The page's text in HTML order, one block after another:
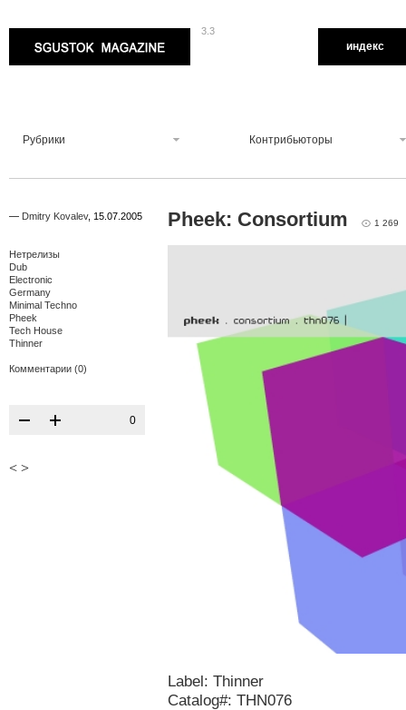
3.3
индекс
Рубрики Контрибьюторы
— Dmitry Kovalev, 15.07.2005
Нетрелизы
Dub
Electronic
Germany
Minimal Techno
Pheek
Tech House
Thinner
Комментарии (0)
0
< >
Pheek: Consortium 1 269
Label: Thinner
Catalog#: THN076